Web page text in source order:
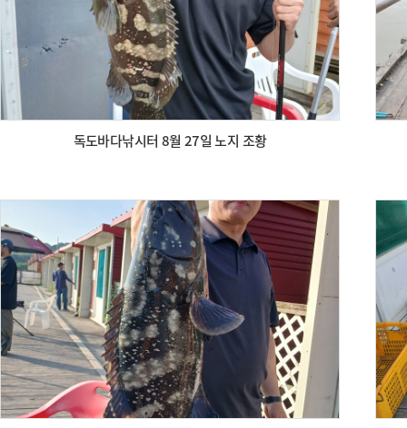
독도바다낚시터 8월 27일 노지 조황